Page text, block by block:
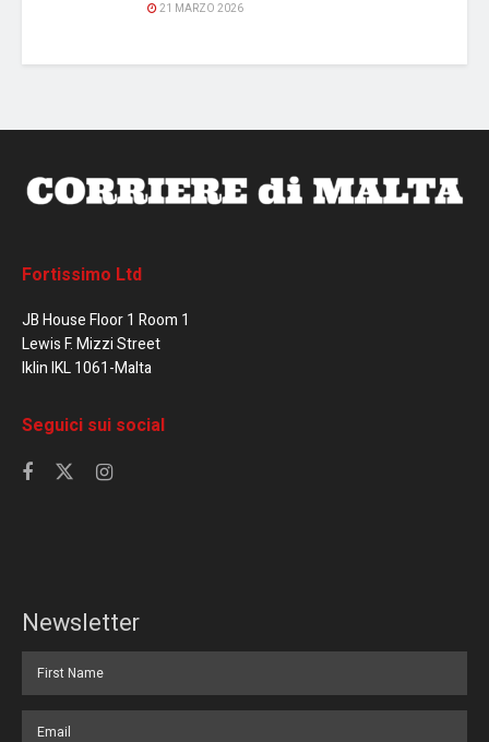
21 MARZO 2026
Fortissimo Ltd
JB House Floor 1 Room 1
Lewis F. Mizzi Street
Iklin IKL 1061-Malta
Seguici sui social
Newsletter